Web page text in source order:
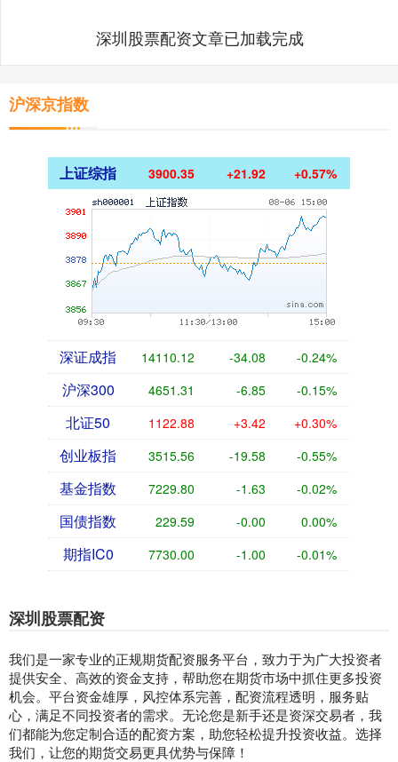
深圳股票配资文章已加载完成
沪深京指数
上证综指 3900.35 +21.92 +0.57%
深证成指 14110.12 -34.08 -0.24%
沪深300 4651.31 -6.85 -0.15%
北证50 1122.88 +3.42 +0.30%
创业板指 3515.56 -19.58 -0.55%
基金指数 7229.80 -1.63 -0.02%
国债指数 229.59 -0.00 0.00%
期指IC0 7730.00 -1.00 -0.01%
深圳股票配资
我们是一家专业的正规期货配资服务平台，致力于为广大投资者
提供安全、高效的资金支持，帮助您在期货市场中抓住更多投资
机会。平台资金雄厚，风控体系完善，配资流程透明，服务贴
心，满足不同投资者的需求。无论您是新手还是资深交易者，我
们都能为您定制合适的配资方案，助您轻松提升投资收益。选择
我们，让您的期货交易更具优势与保障！